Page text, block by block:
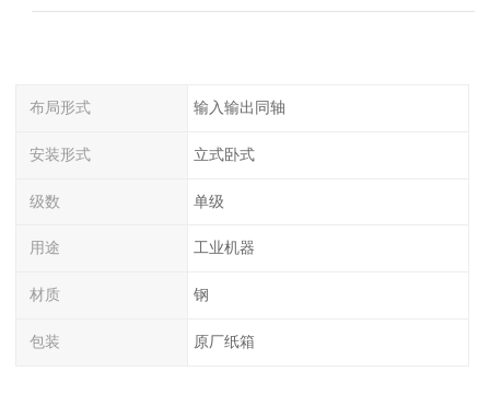
布局形式 输入输出同轴
安装形式 立式卧式
级数 单级
用途 工业机器
材质 钢
包装 原厂纸箱